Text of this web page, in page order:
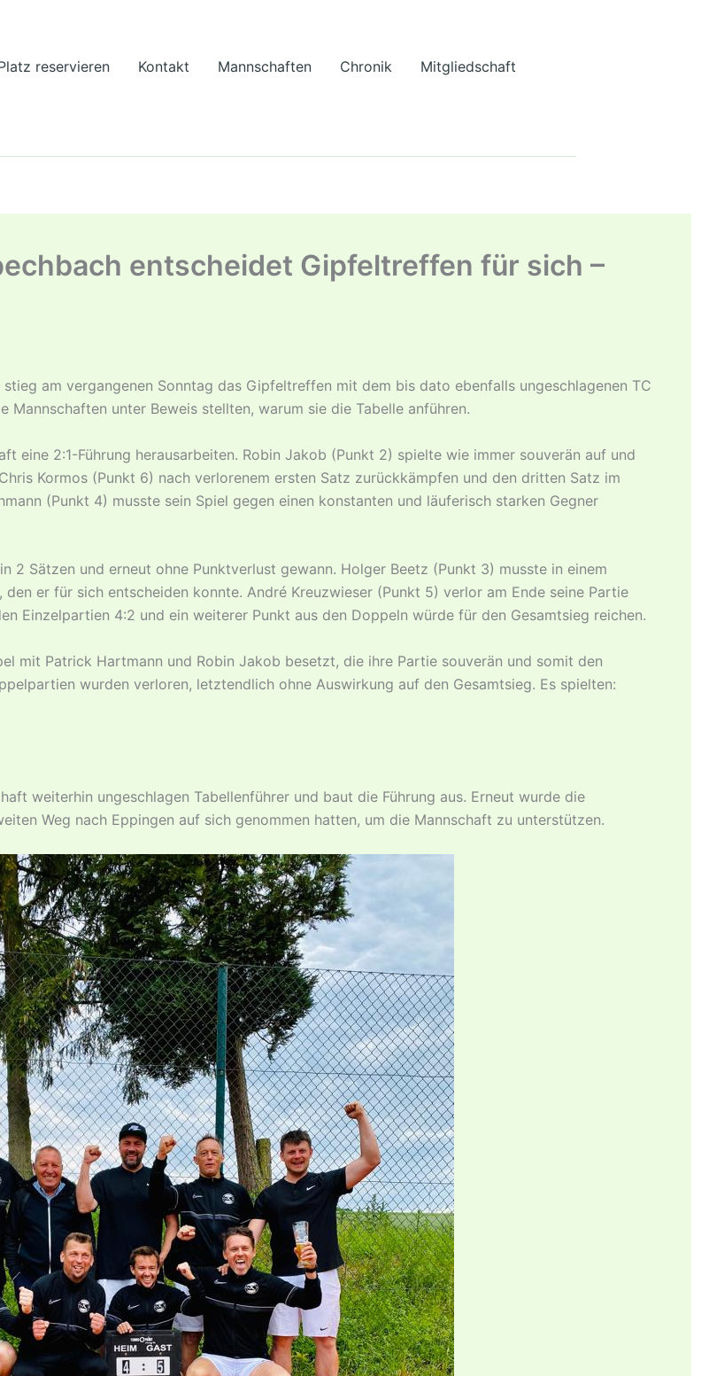
reservieren Kontakt Mannschaften Chronik
Mitgliedschaft
entscheidet Gipfeltreffen für sich –
am vergangenen Sonntag das Gipfeltreffen mit dem bis dato ebenfalls ungeschlagenen TC
unter Beweis stellten, warum sie die Tabelle anführen.
eine 2:1-Führung herausarbeiten. Robin Jakob (Punkt 2) spielte wie immer souverän auf und
Kormos (Punkt 6) nach verlorenem ersten Satz zurückkämpfen und den dritten Satz im
(Punkt 4) musste sein Spiel gegen einen konstanten und läuferisch starken Gegner
Sätzen und erneut ohne Punktverlust gewann. Holger Beetz (Punkt 3) musste in einem
er für sich entscheiden konnte. André Kreuzwieser (Punkt 5) verlor am Ende seine Partie
Einzelpartien 4:2 und ein weiterer Punkt aus den Doppeln würde für den Gesamtsieg reichen.
mit Patrick Hartmann und Robin Jakob besetzt, die ihre Partie souverän und somit den
wurden verloren, letztendlich ohne Auswirkung auf den Gesamtsieg. Es spielten:
weiterhin ungeschlagen Tabellenführer und baut die Führung aus. Erneut wurde die
Weg nach Eppingen auf sich genommen hatten, um die Mannschaft zu unterstützen.